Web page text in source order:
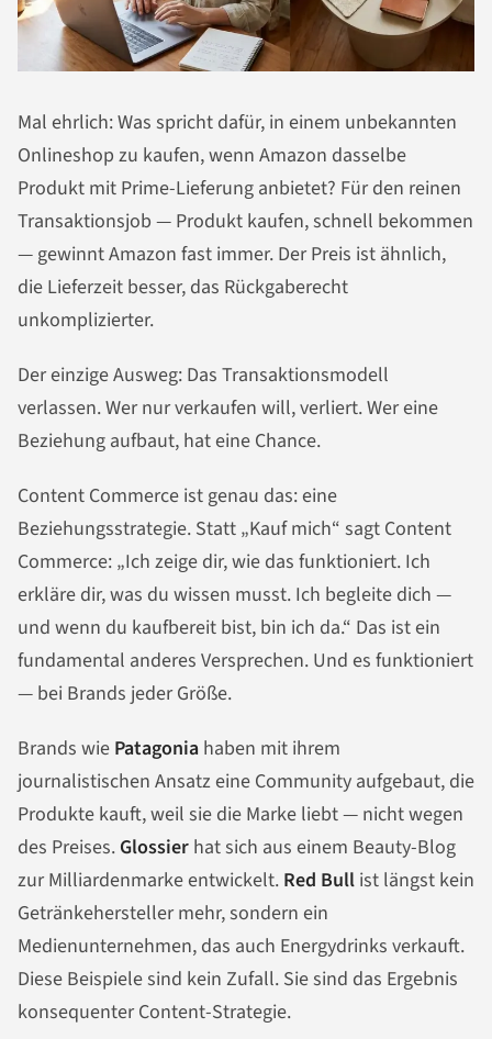
Mal ehrlich: Was spricht dafür, in einem unbekannten
Onlineshop zu kaufen, wenn Amazon dasselbe
Produkt mit Prime-Lieferung anbietet? Für den reinen
Transaktionsjob — Produkt kaufen, schnell bekommen
— gewinnt Amazon fast immer. Der Preis ist ähnlich,
die Lieferzeit besser, das Rückgaberecht
unkomplizierter.
Der einzige Ausweg: Das Transaktionsmodell
verlassen. Wer nur verkaufen will, verliert. Wer eine
Beziehung aufbaut, hat eine Chance.
Content Commerce ist genau das: eine
Beziehungsstrategie. Statt „Kauf mich“ sagt Content
Commerce: „Ich zeige dir, wie das funktioniert. Ich
erkläre dir, was du wissen musst. Ich begleite dich —
und wenn du kaufbereit bist, bin ich da.“ Das ist ein
fundamental anderes Versprechen. Und es funktioniert
— bei Brands jeder Größe.
Brands wie Patagonia haben mit ihrem
journalistischen Ansatz eine Community aufgebaut, die
Produkte kauft, weil sie die Marke liebt — nicht wegen
des Preises. Glossier hat sich aus einem Beauty-Blog
zur Milliardenmarke entwickelt. Red Bull ist längst kein
Getränkehersteller mehr, sondern ein
Medienunternehmen, das auch Energydrinks verkauft.
Diese Beispiele sind kein Zufall. Sie sind das Ergebnis
konsequenter Content-Strategie.